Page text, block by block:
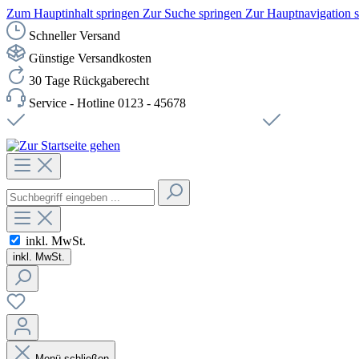
Zum Hauptinhalt springen Zur Suche springen Zur Hauptnavigation
Schneller Versand
Günstige Versandkosten
30 Tage Rückgaberecht
Service - Hotline 0123 - 45678
inkl. MwSt.
inkl. MwSt.